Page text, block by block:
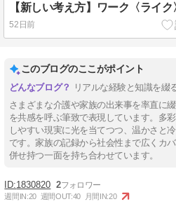
52日前
このブログのここがポイント
リアルな経験と知識を綴
さまざまな介護や家族の出来事を率直に
を共感を呼ぶ筆致で表現しています。多
しやすい現実に光を当てつつ、温かさと
です。家族の記録から社会性まで広くカ
併せ持つ一面を持ち合わせています。
1830820 2
週間IN:20 週間OUT:40 月間IN:20